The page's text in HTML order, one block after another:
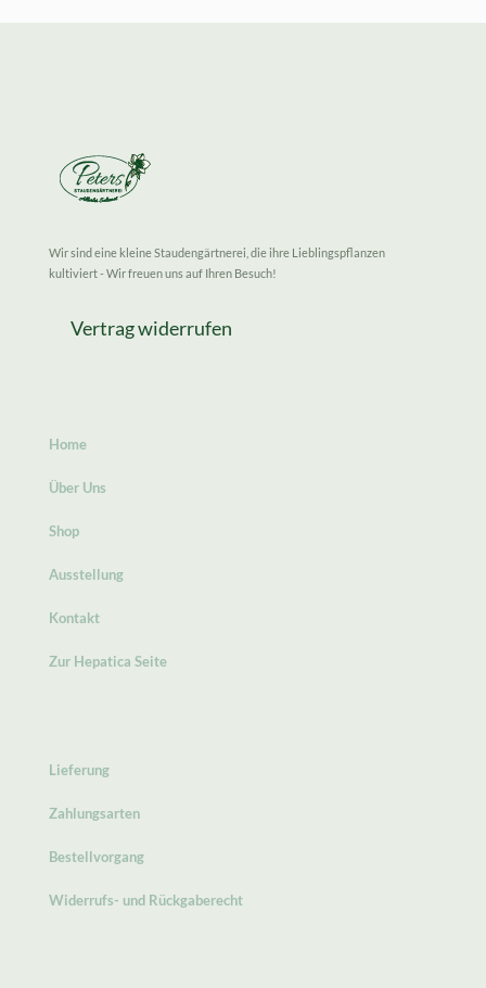
Wir sind eine kleine Staudengärtnerei, die ihre Lieblingspflanzen
kultiviert - Wir freuen uns auf Ihren Besuch!
Vertrag widerrufen
Home
Über Uns
Shop
Ausstellung
Kontakt
Zur Hepatica Seite
Lieferung
Zahlungsarten
Bestellvorgang
Widerrufs- und Rückgaberecht